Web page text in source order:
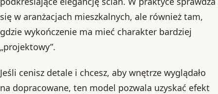
się w aranżacjach mieszkalnych, ale również tam,
gdzie wykończenie ma mieć charakter bardziej
„projektowy”.
Jeśli cenisz detale i chcesz, aby wnętrze wyglądało
na dopracowane, ten model pozwala uzyskać efekt